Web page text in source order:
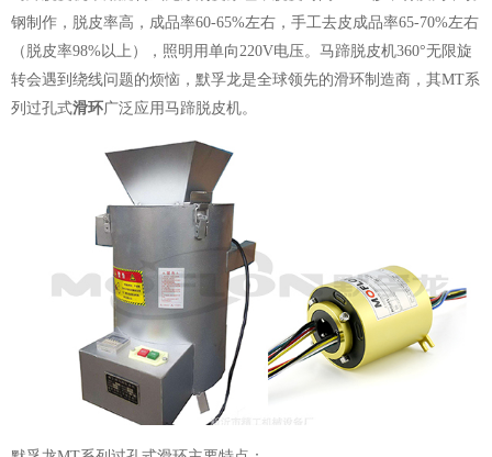
钢制作，脱皮率高，成品率60-65%左右，手工去皮成品率65-70%左右
（脱皮率98%以上），照明用单向220V电压。马蹄脱皮机360°无限旋
转会遇到绕线问题的烦恼，默孚龙是全球领先的滑环制造商，其MT系
列过孔式滑环广泛应用马蹄脱皮机。